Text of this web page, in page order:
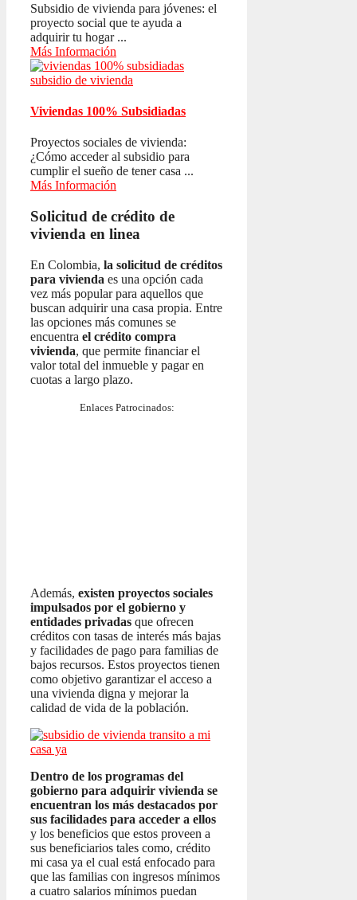
Subsidio de vivienda para jóvenes: el
proyecto social que te ayuda a
adquirir tu hogar ...
Más Información
Viviendas 100% Subsidiadas
Proyectos sociales de vivienda:
¿Cómo acceder al subsidio para
cumplir el sueño de tener casa ...
Más Información
Solicitud de crédito de
vivienda en linea
En Colombia, la solicitud de créditos
para vivienda es una opción cada
vez más popular para aquellos que
buscan adquirir una casa propia. Entre
las opciones más comunes se
encuentra el crédito compra
vivienda, que permite financiar el
valor total del inmueble y pagar en
cuotas a largo plazo.
Enlaces Patrocinados:
Además, existen proyectos sociales
impulsados por el gobierno y
entidades privadas que ofrecen
créditos con tasas de interés más bajas
y facilidades de pago para familias de
bajos recursos. Estos proyectos tienen
como objetivo garantizar el acceso a
una vivienda digna y mejorar la
calidad de vida de la población.
Dentro de los programas del
gobierno para adquirir vivienda se
encuentran los más destacados por
sus facilidades para acceder a ellos
y los beneficios que estos proveen a
sus beneficiarios tales como, crédito
mi casa ya el cual está enfocado para
que las familias con ingresos mínimos
a cuatro salarios mínimos puedan